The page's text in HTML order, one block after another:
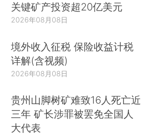
关键矿产投资超20亿美元
2026年08月08日
境外收入征税 保险收益计税
详解(含视频)
2026年08月08日
贵州山脚树矿难致16人死亡近
三年 矿长涉罪被罢免全国人
大代表